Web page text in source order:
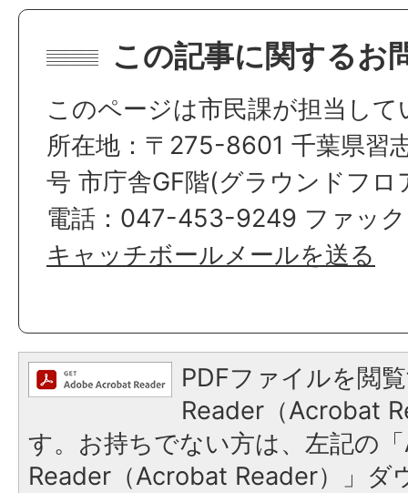
この記事に関するお
このページは市民課が担当して
所在地：〒275-8601 千葉県習
号 市庁舎GF階(グラウンドフロ
電話：047-453-9249 ファッ
キャッチボールメールを送る
PDFファイルを閲
Reader（Acrobat
す。お持ちでない方は、左記の
Reader（Acrobat Reader）」ダ